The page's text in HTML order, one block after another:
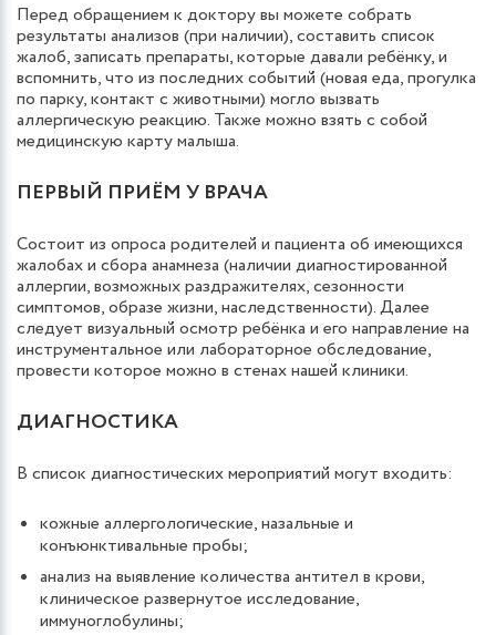
Перед обращением к доктору вы можете собрать
результаты анализов (при наличии), составить список
жалоб, записать препараты, которые давали ребёнку, и
вспомнить, что из последних событий (новая еда, прогулка
по парку, контакт с животными) могло вызвать
аллергическую реакцию. Также можно взять с собой
медицинскую карту малыша.
ПЕРВЫЙ ПРИЁМ У ВРАЧА
Состоит из опроса родителей и пациента об имеющихся
жалобах и сбора анамнеза (наличии диагностированной
аллергии, возможных раздражителях, сезонности
симптомов, образе жизни, наследственности). Далее
следует визуальный осмотр ребёнка и его направление на
инструментальное или лабораторное обследование,
провести которое можно в стенах нашей клиники.
ДИАГНОСТИКА
В список диагностических мероприятий могут входить:
кожные аллергологические, назальные и
конъюнктивальные пробы;
анализ на выявление количества антител в крови,
клиническое развернутое исследование,
иммуноглобулины;